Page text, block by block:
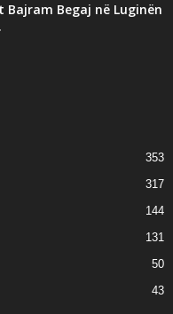
Begaj në Luginën
353
317
144
131
50
43